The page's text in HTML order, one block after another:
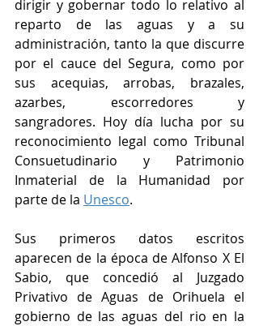
dirigir y gobernar todo lo relativo al
reparto de las aguas y a su
administración, tanto la que discurre
por el cauce del Segura, como por
sus acequias, arrobas, brazales,
azarbes, escorredores y
sangradores. Hoy día lucha por su
reconocimiento legal como Tribunal
Consuetudinario y Patrimonio
Inmaterial de la Humanidad por
parte de la Unesco.
Sus primeros datos escritos
aparecen de la época de Alfonso X El
Sabio, que concedió al Juzgado
Privativo de Aguas de Orihuela el
gobierno de las aguas del rio en la